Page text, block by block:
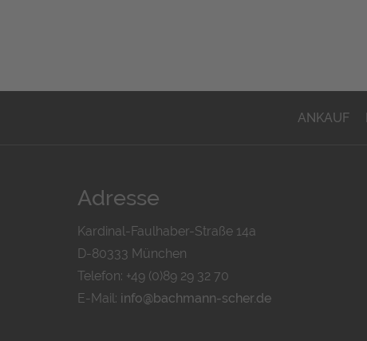
ANKAUF
Adresse
Kardinal-Faulhaber-Straße 14a
D-80333 München
Telefon: +49 (0)89 29 32 70
E-Mail: info@bachmann-scher.de